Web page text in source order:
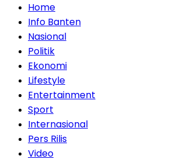
Home
Info Banten
Nasional
Politik
Ekonomi
Lifestyle
Entertainment
Sport
Internasional
Pers Rilis
Video